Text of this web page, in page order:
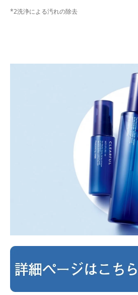
*2洗浄による汚れの除去